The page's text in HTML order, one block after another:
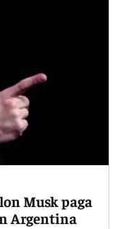
Musk paga
Argentina